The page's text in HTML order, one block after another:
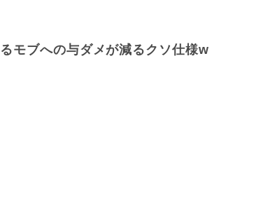
モブへの与ダメが減るクソ仕様w